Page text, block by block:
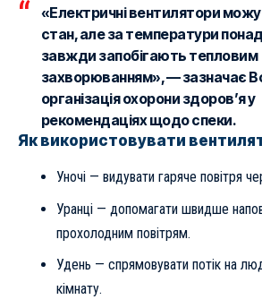
«Електричні вентилятори
стан, але за температури
завжди запобігають тепловим
захворюванням», — зазначає
організація охорони здоров’я у
рекомендаціях щодо спеки.
Як використовувати
Уночі — видувати гаряче повітря
Уранці — допомагати швидше
прохолодним повітрям.
Удень — спрямовувати потік на
кімнату.